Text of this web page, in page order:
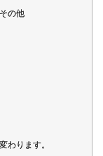
の他
わります。